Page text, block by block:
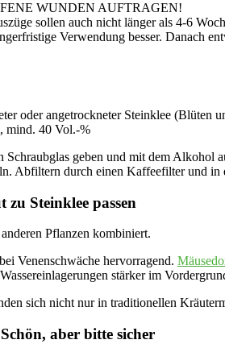
WUNDEN AUFTRAGEN!
sollen auch nicht länger als 4-6
Verwendung besser. Danach
oder angetrockneter Steinklee (Blüten
mind. 40 Vol.-%
Schraubglas geben und mit dem Alkohol
Abfiltern durch einen Kaffeefilter und in
Steinklee passen
Pflanzen kombiniert.
Venenschwäche hervorragend.
stärker im
sich nicht nur in traditionellen
aber bitte sicher